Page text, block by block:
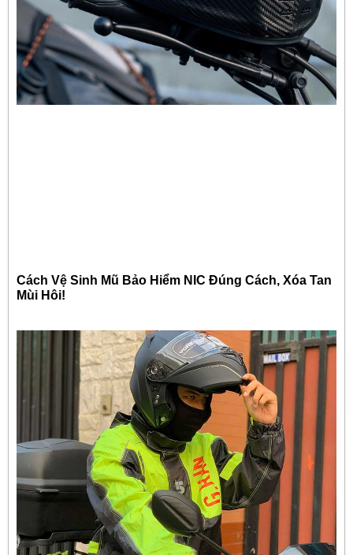
Cách Vệ Sinh Mũ Bảo Hiểm NIC Đúng Cách, Xóa Tan
Mùi Hôi!